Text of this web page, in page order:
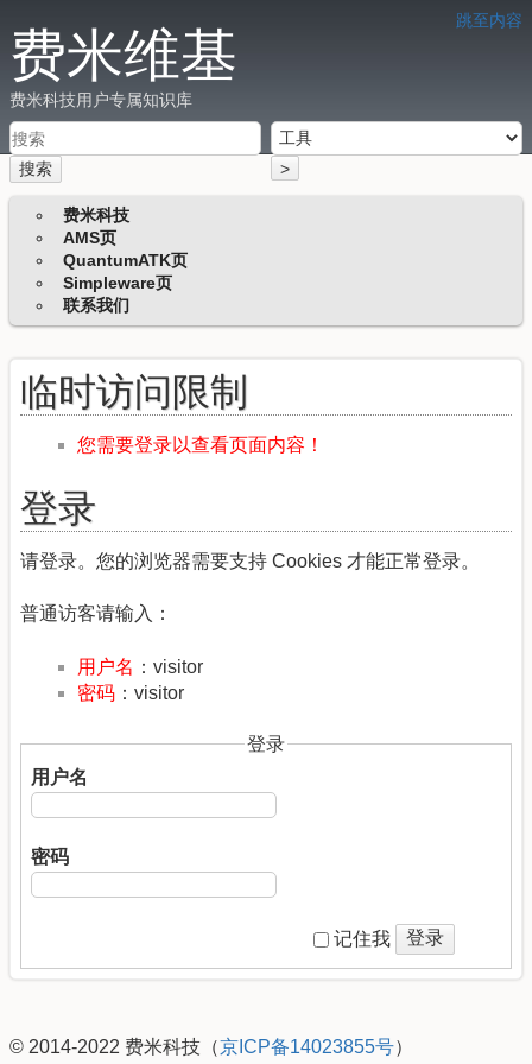
跳至内容
费米维基
费米科技用户专属知识库
搜索 >
费米科技
AMS页
QuantumATK页
Simpleware页
联系我们
临时访问限制
您需要登录以查看页面内容！
登录
请登录。您的浏览器需要支持 Cookies 才能正常登录。
普通访客请输入：
用户名 ：visitor
密码 ：visitor
登录
用户名
密码
记住我 登录
© 2014-2022 费米科技（京ICP备14023855号）